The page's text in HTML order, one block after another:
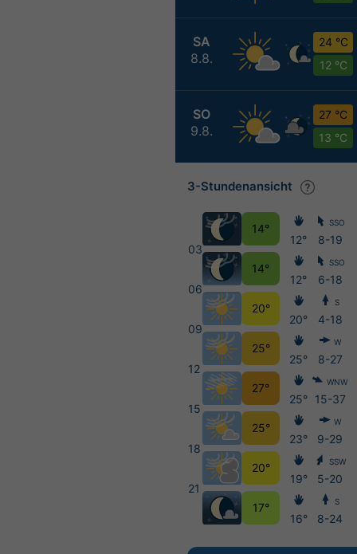
SA
8.8.
24 °C
12 °C
SO
9.8.
27 °C
13 °C
3-Stundenansicht
03
06
09
12
15
18
21
14°
14°
20°
25°
27°
25°
20°
17°
12°
12°
20°
25°
25°
23°
19°
16°
SSO
8-19
SSO
6-18
S
4-18
W
8-27
WNW
15-37
W
9-29
SSW
5-20
S
8-24